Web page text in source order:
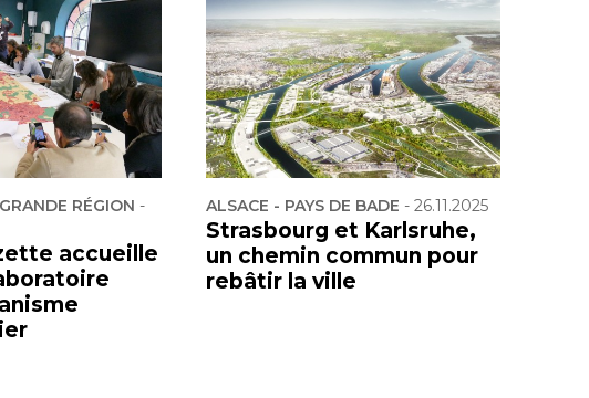
RÉGION -
accueille
ALSACE - PAYS DE BADE - 26.11.2025
Strasbourg et Karlsruhe,
un chemin commun pour
rebâtir la ville